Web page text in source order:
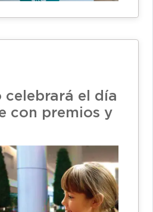
celebrará el día
con premios y